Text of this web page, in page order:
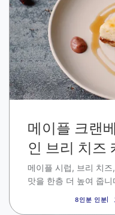
메이플 크랜
인 브리 치즈
메이플 시럽, 브리 치즈,
맛을 한층 더 높여 줍니
8인분 인분